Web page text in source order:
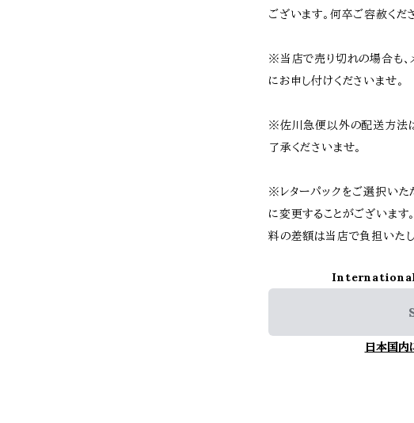
ございます。何卒ご容赦くだ
※当店で売り切れの場合も、
にお申し付けくださいませ。
※佐川急便以外の配送方法
了承くださいませ。
※レターパックをご選択いた
に変更することがございま
料の差額は当店で負担いた
日本国内